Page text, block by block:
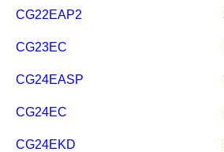
CG22EAP2
CG23EC
CG24EASP
CG24EC
CG24EKD